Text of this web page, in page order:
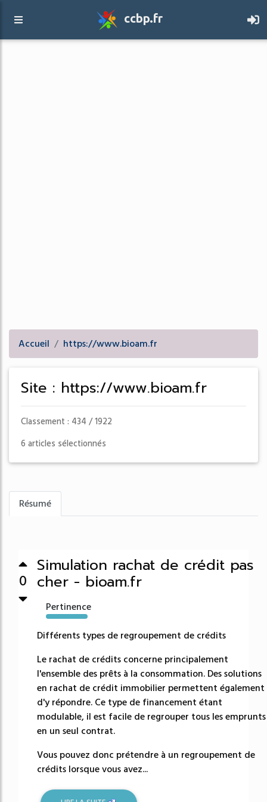
ccbp.fr
Accueil https://www.bioam.fr
Site : https://www.bioam.fr
Classement : 434 / 1922
6 articles sélectionnés
Résumé
0
Simulation rachat de crédit pas
cher - bioam.fr
Pertinence
44339%
Différents types de regroupement de crédits
Le rachat de crédits concerne principalement
l'ensemble des prêts à la consommation. Des solutions
en rachat de crédit immobilier permettent également
d'y répondre. Ce type de financement étant
modulable, il est facile de regrouper tous les emprunts
en un seul contrat.
Vous pouvez donc prétendre à un regroupement de
crédits lorsque vous avez...